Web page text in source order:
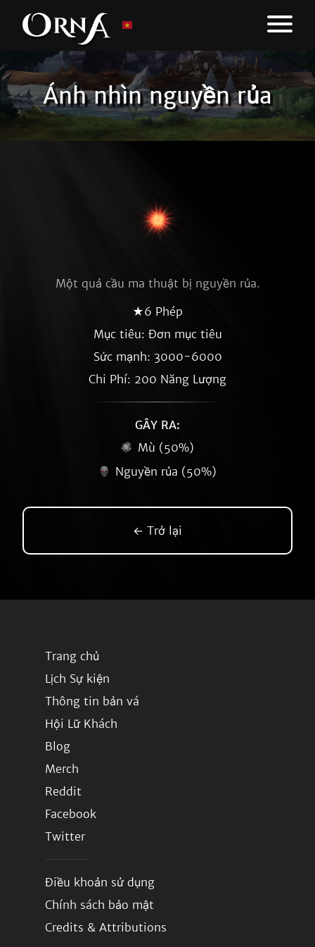
Ánh nhìn nguyền rủa
Một quả cầu ma thuật bị nguyền rủa.
★6 Phép
Mục tiêu: Đơn mục tiêu
Sức mạnh: 3000-6000
Chi Phí: 200 Năng Lượng
GÂY RA:
Mù (50%)
Nguyền rủa (50%)
← Trở lại
Trang chủ
Lịch Sự kiện
Thông tin bản vá
Hội Lữ Khách
Blog
Merch
Reddit
Facebook
Twitter
Điều khoản sử dụng
Chính sách bảo mật
Credits & Attributions